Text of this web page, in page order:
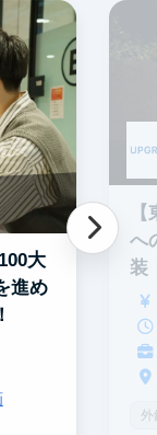
大
進め
へ
装
数
外